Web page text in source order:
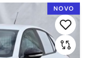
NOVO